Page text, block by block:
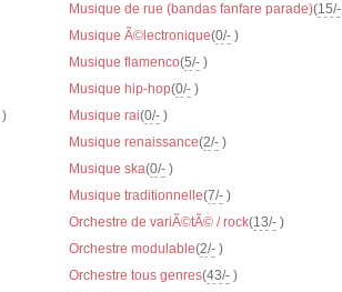
Musique de rue (bandas fanfare parade)(15/-
Musique Ã©lectronique(0/- )
Musique flamenco(5/- )
Musique hip-hop(0/- )
) Musique rai(0/- )
Musique renaissance(2/- )
Musique ska(0/- )
Musique traditionnelle(7/- )
Orchestre de variÃ©tÃ© / rock(13/- )
Orchestre modulable(2/- )
Orchestre tous genres(43/- )